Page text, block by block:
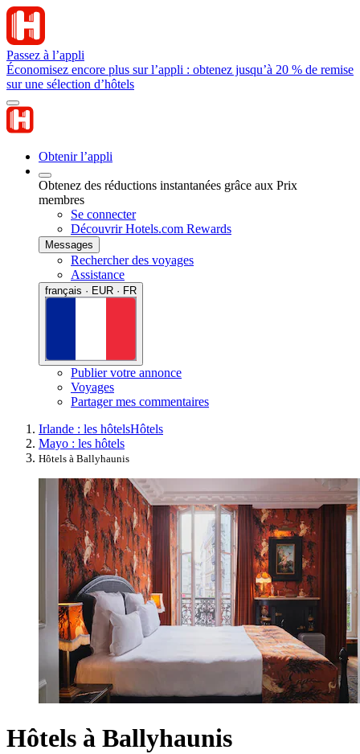
Passez à l’appli
Économisez encore plus sur l’appli : obtenez jusqu’à 20 % de remise
sur une sélection d’hôtels
Obtenir l’appli
Obtenez des réductions instantanées grâce aux Prix
membres
Se connecter
Découvrir Hotels.com Rewards
Messages
Rechercher des voyages
Assistance
français · EUR · FR
Publier votre annonce
Voyages
Partager mes commentaires
Irlande : les hôtelsHôtels
Mayo : les hôtels
Hôtels à Ballyhaunis
Hôtels à Ballyhaunis